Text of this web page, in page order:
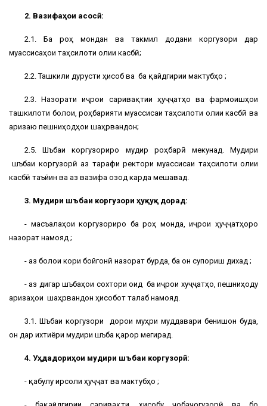
2. Вазифаҳои асосӣ:
2.1. Ба роҳ мондан ва такмил додани коргузори дар
муассисаҳои таҳсилоти олии касбӣ;
2.2. Ташкили дурусти ҳисоб ва ба қайдгирии мактубҳо ;
2.3. Назорати иҷрои саривақтии ҳуҷҷатҳо ва фармоишҳои
ташкилоти болои, роҳбарияти муассисаи таҳсилоти олии касбӣ ва
аризаю пешниҳодҳои шаҳрвандон;
2.5. Шӯъбаи коргузориро мудир роҳбарӣ мекунад. Мудири
шӯъбаи коргузорӣ аз тарафи ректори муассисаи таҳсилоти олии
касбӣ таъйин ва аз вазифа озод карда мешавад.
3. Мудири шӯъбаи коргузори ҳуқуқ дорад:
- масъалаҳои коргузориро ба роҳ монда, иҷрои ҳуҷҷатҳоро
назорат намояд ;
- аз болои кори бойгонӣ назорат бурда, ба он супориш дихад ;
- аз дигар шӯъбаҳои сохтори оид ба иҷрои хуҷҷатҳо, пешниҳоду
аризаҳои шаҳрвандон ҳисобот талаб намояд.
3.1. Шӯъбаи коргузори дорои муҳри муддавари бенишон буда,
он дар ихтиёри мудири шӯъба қарор мегирад.
4. Уҳдадориҳои мудири шӯъбаи коргузорӣ:
- қабулу ирсоли ҳуҷҷат ва мактубҳо ;